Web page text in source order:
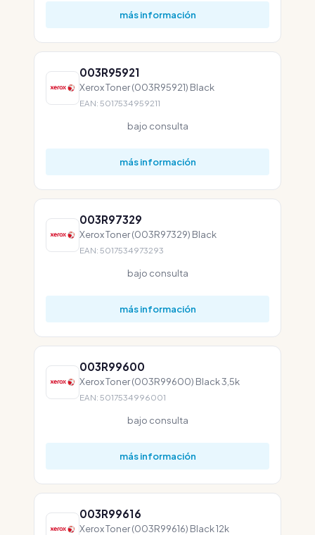
más información
003R95921
Xerox Toner (003R95921) Black
EAN: 5017534959211
bajo consulta
más información
003R97329
Xerox Toner (003R97329) Black
EAN: 5017534973293
bajo consulta
más información
003R99600
Xerox Toner (003R99600) Black 3,5k
EAN: 5017534996001
bajo consulta
más información
003R99616
Xerox Toner (003R99616) Black 12k